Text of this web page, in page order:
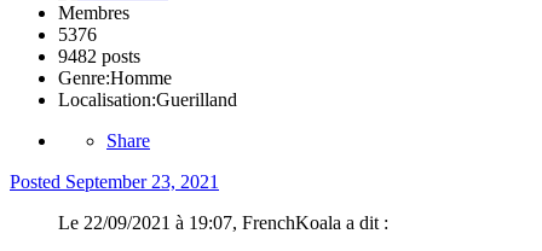
Membres
5376
9482 posts
Genre:Homme
Localisation:Guerilland
Share
Posted September 23, 2021
Le 22/09/2021 à 19:07, FrenchKoala a dit :